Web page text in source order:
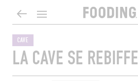
CAVE
LA CAVE SE REBIFFE